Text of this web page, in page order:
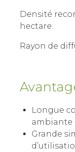
Densité
hectare.
Rayon de
Longue
ambiante
Grande